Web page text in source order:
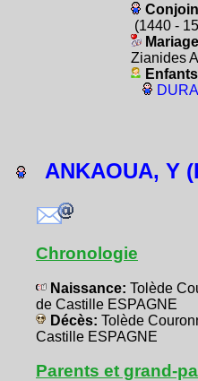
(1440 -
Zianides
Enfants
ANKAOUA, Y
Chronologie
Naissance: Tolède
de Castille ESPAGNE
Décès: Tolède
Castille ESPAGNE
Parents et grand-